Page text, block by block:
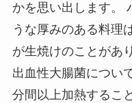
かを思い出します。
うな厚みのある料理
が生焼けのことがあ
出血性大腸菌につい
分間以上加熱するこ